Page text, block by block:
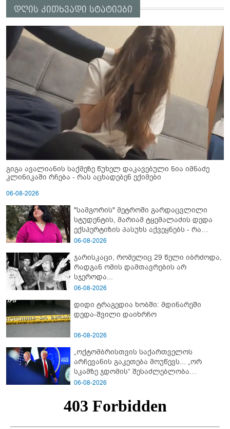
დღის კითხვადი სტატიები
გიგა ავალიანის საქმეზე წუხელ დაკავებული ნია იმნაძე
კლინიკაში რჩება - რას აცხადებენ ექიმები
06-08-2026
"სამგორის" მეტროში გარდაცვლილი
სტუდენტის, მარიამ ტყემალაძის დედა
ექსპერტიზის პასუხს აქვეყნებს - რა
გახდა გოგონას გარდაცვალების მიზეზი?
06-08-2026
ჯარისკაცი, რომელიც 29 წელი იბრძოდა,
რადგან ომის დამთავრების არ
სჯეროდა...
06-08-2026
დიდი ტრაგედია ხობში: მდინარეში
დედა-შვილი დაიხრჩო
06-08-2026
„ოქტომბრისთვის საქართველოს
არჩევანის გაკეთება მოუწევს... „ორ
სკამზე ჯდომის“ შესაძლებლობა
შეიძლება დასრულდეს“ - მირიან
06-08-2026